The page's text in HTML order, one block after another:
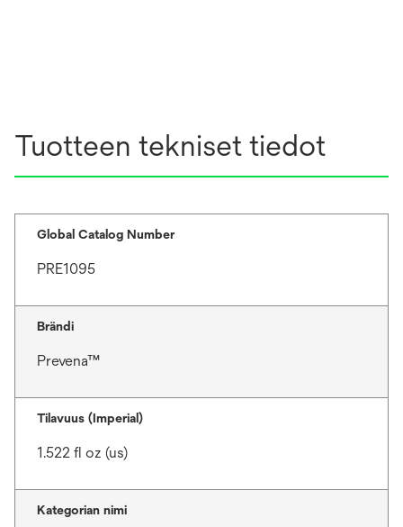
Tuotteen tekniset tiedot
Global Catalog Number
PRE1095
Brändi
Prevena™
Tilavuus (Imperial)
1.522 fl oz (us)
Kategorian nimi